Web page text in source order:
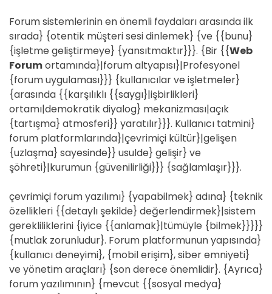
Forum sistemlerinin en önemli faydaları arasında ilk
sırada} {otentik müşteri sesi dinlemek} {ve {{bunu}
{işletme geliştirmeye} {yansıtmaktır}}}. {Bir {{Web
Forumortamında}|forum altyapısı}|Profesyonel
{forum uygulaması}}} {kullanıcılar ve işletmeler}
{arasında {{karşılıklı {{saygı}|işbirlikleri}
ortamı|demokratik diyalog} mekanizması|açık
{tartışma} atmosferi}} yaratılır}}}. Kullanıcı tatmini}
forum platformlarında}|çevrimiçi kültür}|gelişen
{uzlaşma} sayesinde}} usulde} gelişir} ve
şöhreti}|kurumun {güvenilirliği}}} {sağlamlaşır}}}.
çevrimiçi forum yazılımı} {yapabilmek} adına} {teknik
özellikleri {{detaylı şekilde} değerlendirmek}|sistem
gerekliliklerini {iyice {{anlamak}|tümüyle {bilmek}}}}}
{mutlak zorunludur}. Forum platformunun yapısında}
{kullanıcı deneyimi}, {mobil erişim}, siber emniyeti}
ve yönetim araçları} {son derece önemlidir}. {Ayrıca}
forum yazılımının} {mevcut {{sosyal medya}